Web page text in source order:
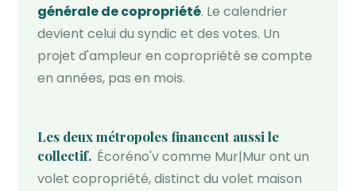
générale de copropriété. Le calendrier
devient celui du syndic et des votes. Un
projet d'ampleur en copropriété se compte
en années, pas en mois.
Les deux métropoles financent aussi le
collectif Écoréno'v comme Mur|Mur ont un
volet copropriété, distinct du volet maison